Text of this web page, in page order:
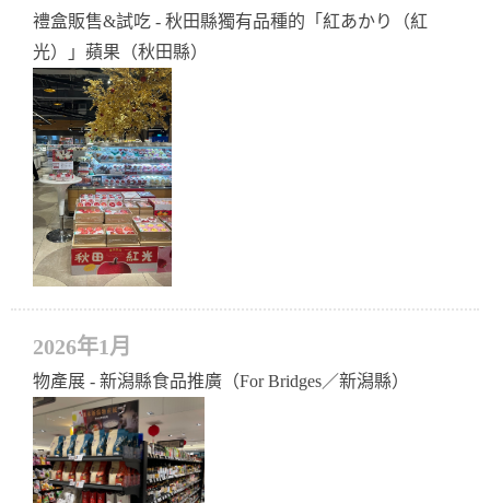
禮盒販售&試吃 - 秋田縣獨有品種的「紅あかり（紅
光）」蘋果（秋田縣）
2026年1月
物產展 - 新潟縣食品推廣（For Bridges／新潟縣）